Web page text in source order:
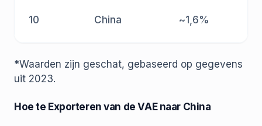
10 China ~1,6%
*Waarden zijn geschat, gebaseerd op gegevens
uit 2023.
Hoe te Exporteren van de VAE naar China